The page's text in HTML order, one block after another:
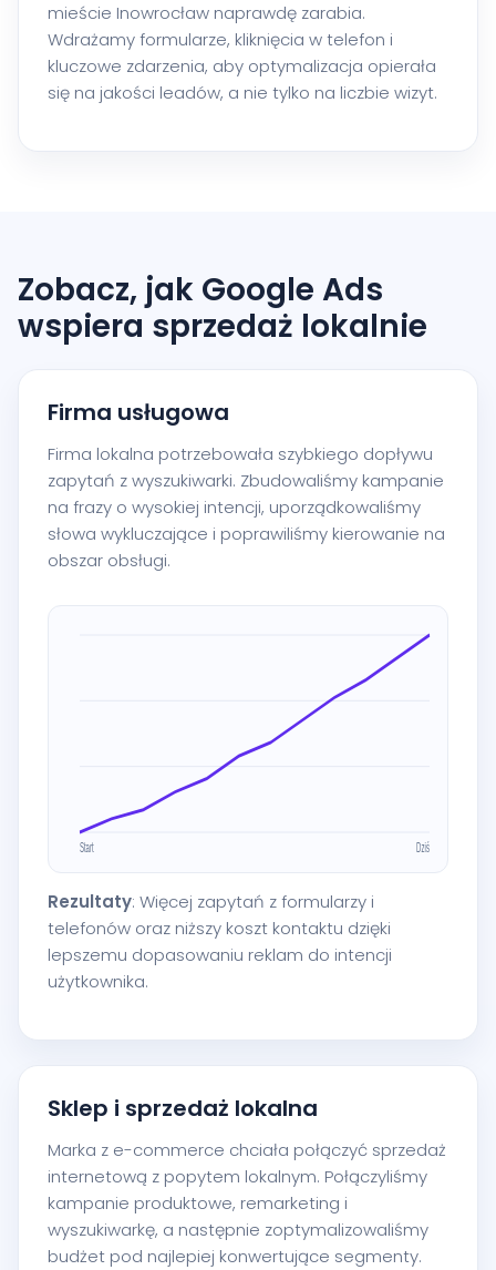
mieście Inowrocław naprawdę zarabia.
Wdrażamy formularze, kliknięcia w telefon i
kluczowe zdarzenia, aby optymalizacja opierała
się na jakości leadów, a nie tylko na liczbie wizyt.
Zobacz, jak Google Ads
wspiera sprzedaż lokalnie
Firma usługowa
Firma lokalna potrzebowała szybkiego dopływu
zapytań z wyszukiwarki. Zbudowaliśmy kampanie
na frazy o wysokiej intencji, uporządkowaliśmy
słowa wykluczające i poprawiliśmy kierowanie na
obszar obsługi.
Rezultaty: Więcej zapytań z formularzy i
telefonów oraz niższy koszt kontaktu dzięki
lepszemu dopasowaniu reklam do intencji
użytkownika.
Sklep i sprzedaż lokalna
Marka z e-commerce chciała połączyć sprzedaż
internetową z popytem lokalnym. Połączyliśmy
kampanie produktowe, remarketing i
wyszukiwarkę, a następnie zoptymalizowaliśmy
budżet pod najlepiej konwertujące segmenty.